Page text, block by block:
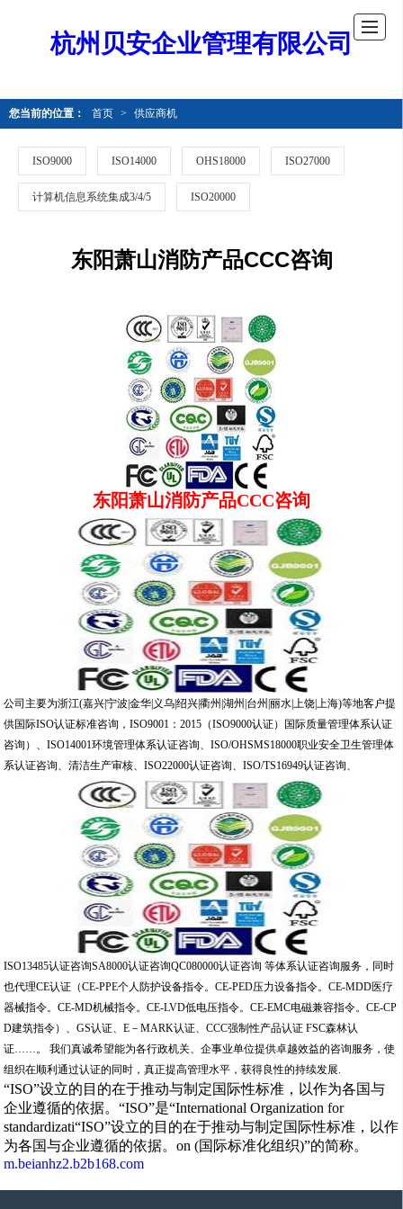
杭州贝安企业管理有限公司
您当前的位置： 首页 > 供应商机
ISO9000 ISO14000 OHS18000 ISO27000
计算机信息系统集成3/4/5 ISO20000
东阳萧山消防产品CCC咨询
东阳萧山消防产品CCC咨询
公司主要为浙江(嘉兴|宁波|金华|义乌|绍兴|衢州|湖州|台州|丽水|上饶|上海)等地客户提
供国际ISO认证标准咨询，ISO9001：2015（ISO9000认证）国际质量管理体系认证
咨询）、ISO14001环境管理体系认证咨询、ISO/OHSMS18000职业安全卫生管理体
系认证咨询、清洁生产审核、ISO22000认证咨询、ISO/TS16949认证咨询、
ISO13485认证咨询SA8000认证咨询QC080000认证咨询 等体系认证咨询服务，同时
也代理CE认证（CE-PPE个人防护设备指令。CE-PED压力设备指令。CE-MDD医疗
器械指令。CE-MD机械指令。CE-LVD低电压指令。CE-EMC电磁兼容指令。CE-CP
D建筑指令）、GS认证、E－MARK认证、CCC强制性产品认证 FSC森林认
证……。 我们真诚希望能为各行政机关、企事业单位提供卓越效益的咨询服务，使
组织在顺利通过认证的同时，真正提高管理水平，获得良性的持续发展.
“ISO”设立的目的在于推动与制定国际性标准，以作为各国与
企业遵循的依据。“ISO”是“International Organization for
standardizati“ISO”设立的目的在于推动与制定国际性标准，以作
为各国与企业遵循的依据。on (国际标准化组织)”的简称。
m.beianhz2.b2b168.com